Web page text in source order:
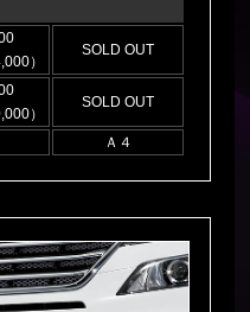
）
SOLD OUT
）
SOLD OUT
Ａ４